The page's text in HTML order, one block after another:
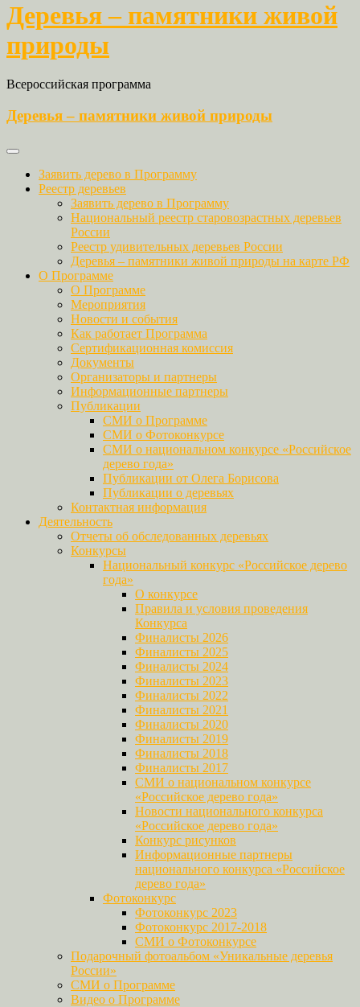
Деревья – памятники живой
природы
Всероссийская программа
Деревья – памятники живой природы
Заявить дерево в Программу
Реестр деревьев
Заявить дерево в Программу
Национальный реестр старовозрастных деревьев
России
Реестр удивительных деревьев России
Деревья – памятники живой природы на карте РФ
О Программе
О Программе
Мероприятия
Новости и события
Как работает Программа
Сертификационная комиссия
Документы
Организаторы и партнеры
Информационные партнеры
Публикации
СМИ о Программе
СМИ о Фотоконкурсе
СМИ о национальном конкурсе «Российское
дерево года»
Публикации от Олега Борисова
Публикации о деревьях
Контактная информация
Деятельность
Отчеты об обследованных деревьях
Конкурсы
Национальный конкурс «Российское дерево
года»
О конкурсе
Правила и условия проведения
Конкурса
Финалисты 2026
Финалисты 2025
Финалисты 2024
Финалисты 2023
Финалисты 2022
Финалисты 2021
Финалисты 2020
Финалисты 2019
Финалисты 2018
Финалисты 2017
СМИ о национальном конкурсе
«Российское дерево года»
Новости национального конкурса
«Российское дерево года»
Конкурс рисунков
Информационные партнеры
национального конкурса «Российское
дерево года»
Фотоконкурс
Фотоконкурс 2023
Фотоконкурс 2017-2018
СМИ о Фотоконкурсе
Подарочный фотоальбом «Уникальные деревья
России»
СМИ о Программе
Видео о Программе